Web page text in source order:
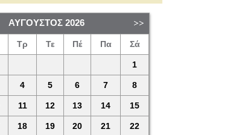
ΑΎΓΟΥΣΤΟΣ 2026
Τρ Τε Πέ Πα Σά
1
4 5 6 7 8
11 12 13 14 15
18 19 20 21 22